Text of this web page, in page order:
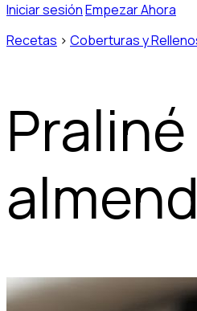
Iniciar sesiónEmpezar Ahora
Recetas > Coberturas y